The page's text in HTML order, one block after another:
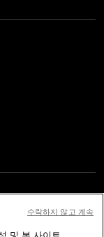
수락하지 않고 계속